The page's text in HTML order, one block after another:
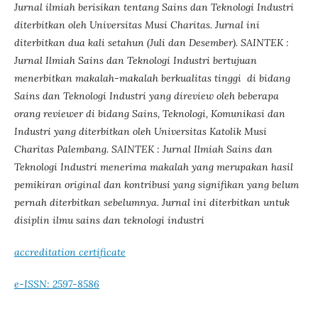
Jurnal ilmiah berisikan tentang Sains dan Teknologi Industri
diterbitkan oleh Universitas Musi Charitas. Jurnal ini
diterbitkan dua kali setahun (Juli dan Desember). SAINTEK :
Jurnal Ilmiah Sains dan Teknologi Industri bertujuan
menerbitkan makalah-makalah berkualitas tinggi di bidang
Sains dan Teknologi Industri yang direview oleh beberapa
orang reviewer di bidang Sains, Teknologi, Komunikasi dan
Industri yang diterbitkan oleh Universitas Katolik Musi
Charitas Palembang. SAINTEK : Jurnal Ilmiah Sains dan
Teknologi Industri menerima makalah yang merupakan hasil
pemikiran original dan kontribusi yang signifikan yang belum
pernah diterbitkan sebelumnya. Jurnal ini diterbitkan untuk
disiplin ilmu sains dan teknologi industri
accreditation certificate
e-ISSN: 2597-8586